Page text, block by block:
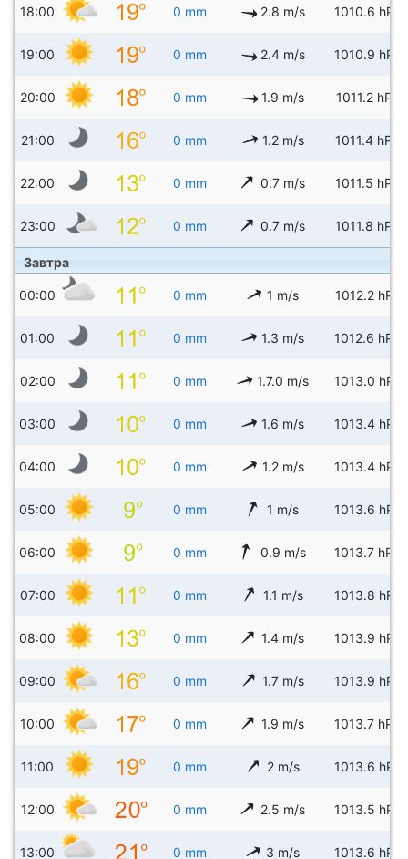
18:00 0 mm 2.8 m/s 1010.6 hPa
19:00 0 mm 2.4 m/s 1010.9 hPa
20:00 0 mm 1.9 m/s 1011.2 hPa
21:00 0 mm 1.2 m/s 1011.4 hPa
22:00 0 mm 0.7 m/s 1011.5 hPa
23:00 0 mm 0.7 m/s 1011.8 hPa
Завтра
00:00 0 mm 1 m/s 1012.2 hPa
01:00 0 mm 1.3 m/s 1012.6 hPa
02:00 0 mm 1.7.0 m/s 1013.0 hPa
03:00 0 mm 1.6 m/s 1013.4 hPa
04:00 0 mm 1.2 m/s 1013.4 hPa
05:00 0 mm 1 m/s 1013.6 hPa
06:00 0 mm 0.9 m/s 1013.7 hPa
07:00 0 mm 1.1 m/s 1013.8 hPa
08:00 0 mm 1.4 m/s 1013.9 hPa
09:00 0 mm 1.7 m/s 1013.9 hPa
10:00 0 mm 1.9 m/s 1013.7 hPa
11:00 0 mm 2 m/s 1013.6 hPa
12:00 0 mm 2.5 m/s 1013.5 hPa
13:00 0 mm 3 m/s 1013.6 hPa